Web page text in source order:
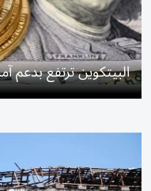
البيتكوين ترتفع